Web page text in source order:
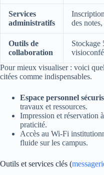
Services
administratifs
des
Outils de
collaboration
Stockage
Pour mieux visualiser : voici
citées comme indispensables.
Espace personnel
travaux et ressources.
Impression et réservation
praticité.
Accès au Wi‑Fi
fluide sur les campus.
Outils et services clés (